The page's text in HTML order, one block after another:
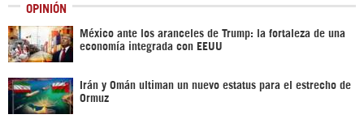
OPINIÓN
México ante los aranceles de Trump: la fortaleza de una
economía integrada con EEUU
Irán y Omán ultiman un nuevo estatus para el estrecho de
Ormuz